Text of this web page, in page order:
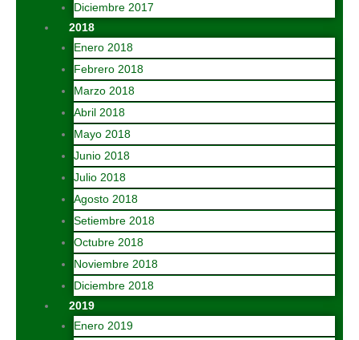
Diciembre 2017
2018
Enero 2018
Febrero 2018
Marzo 2018
Abril 2018
Mayo 2018
Junio 2018
Julio 2018
Agosto 2018
Setiembre 2018
Octubre 2018
Noviembre 2018
Diciembre 2018
2019
Enero 2019